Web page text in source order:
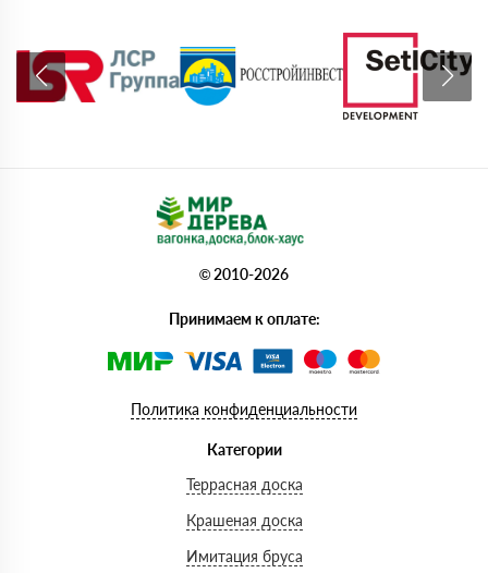
© 2010-2026
Принимаем к оплате:
Политика конфиденциальности
Категории
Террасная доска
Крашеная доска
Имитация бруса